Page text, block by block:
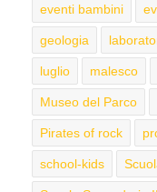
eventi bambini
geologia
luglio malesco
Museo del Parco
Pirates of rock
school-kids